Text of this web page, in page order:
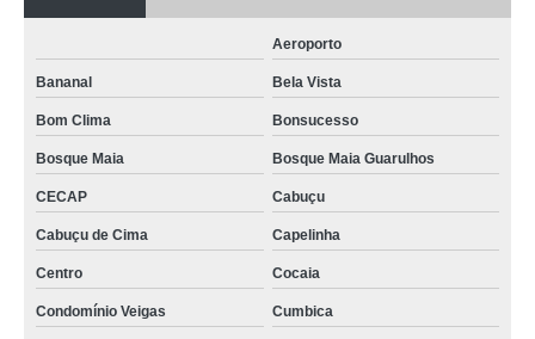
Aeroporto
Bananal Bela Vista
Bom Clima Bonsucesso
Bosque Maia Bosque Maia Guarulhos
CECAP Cabuçu
Cabuçu de Cima Capelinha
Centro Cocaia
Condomínio Veigas Cumbica